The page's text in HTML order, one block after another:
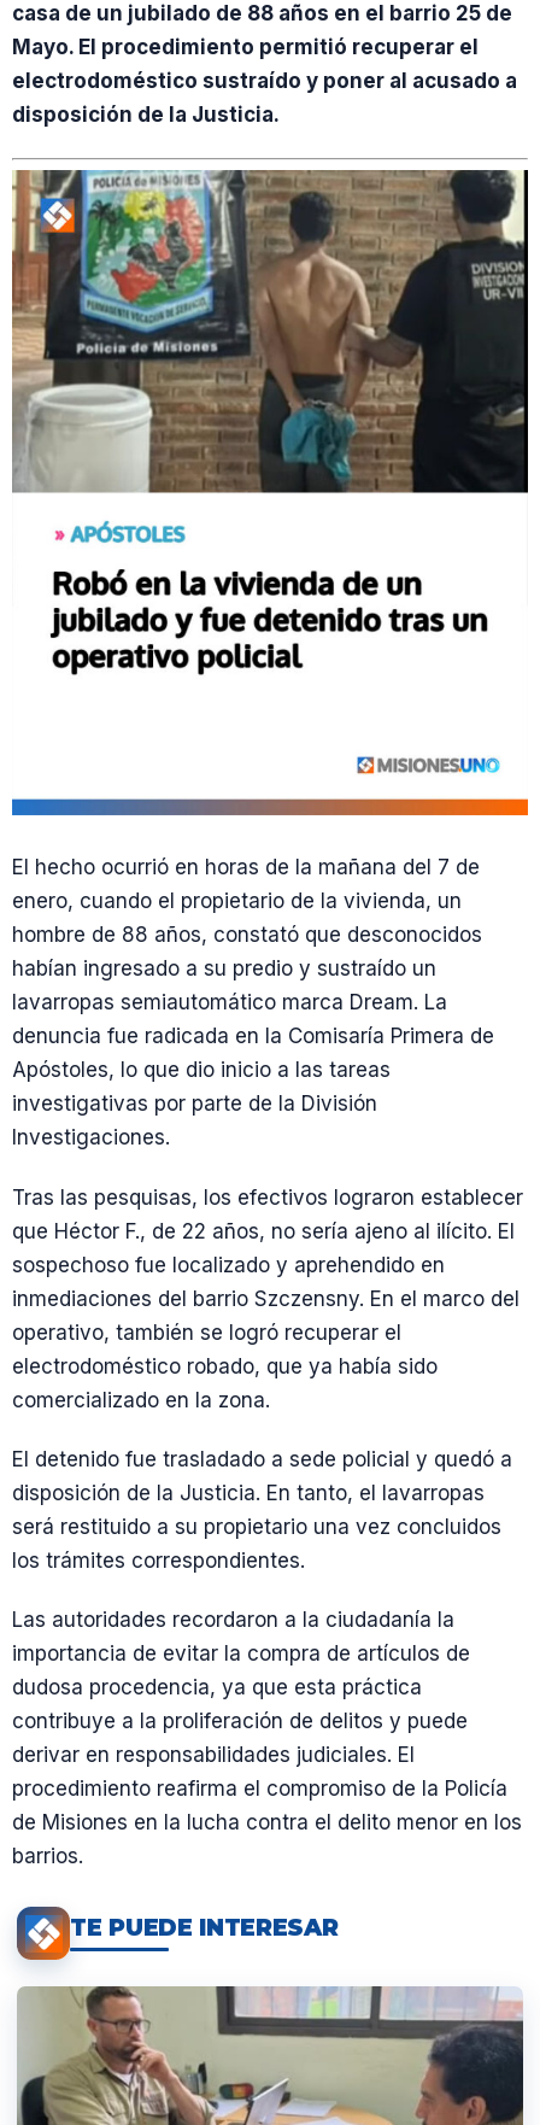
casa de un jubilado de 88 años en el barrio 25 de
Mayo. El procedimiento permitió recuperar el
electrodoméstico sustraído y poner al acusado a
disposición de la Justicia.
El hecho ocurrió en horas de la mañana del 7 de
enero, cuando el propietario de la vivienda, un
hombre de 88 años, constató que desconocidos
habían ingresado a su predio y sustraído un
lavarropas semiautomático marca Dream. La
denuncia fue radicada en la Comisaría Primera de
Apóstoles, lo que dio inicio a las tareas
investigativas por parte de la División
Investigaciones.
Tras las pesquisas, los efectivos lograron establecer
que Héctor F., de 22 años, no sería ajeno al ilícito. El
sospechoso fue localizado y aprehendido en
inmediaciones del barrio Szczensny. En el marco del
operativo, también se logró recuperar el
electrodoméstico robado, que ya había sido
comercializado en la zona.
El detenido fue trasladado a sede policial y quedó a
disposición de la Justicia. En tanto, el lavarropas
será restituido a su propietario una vez concluidos
los trámites correspondientes.
Las autoridades recordaron a la ciudadanía la
importancia de evitar la compra de artículos de
dudosa procedencia, ya que esta práctica
contribuye a la proliferación de delitos y puede
derivar en responsabilidades judiciales. El
procedimiento reafirma el compromiso de la Policía
de Misiones en la lucha contra el delito menor en los
barrios.
TE PUEDE INTERESAR